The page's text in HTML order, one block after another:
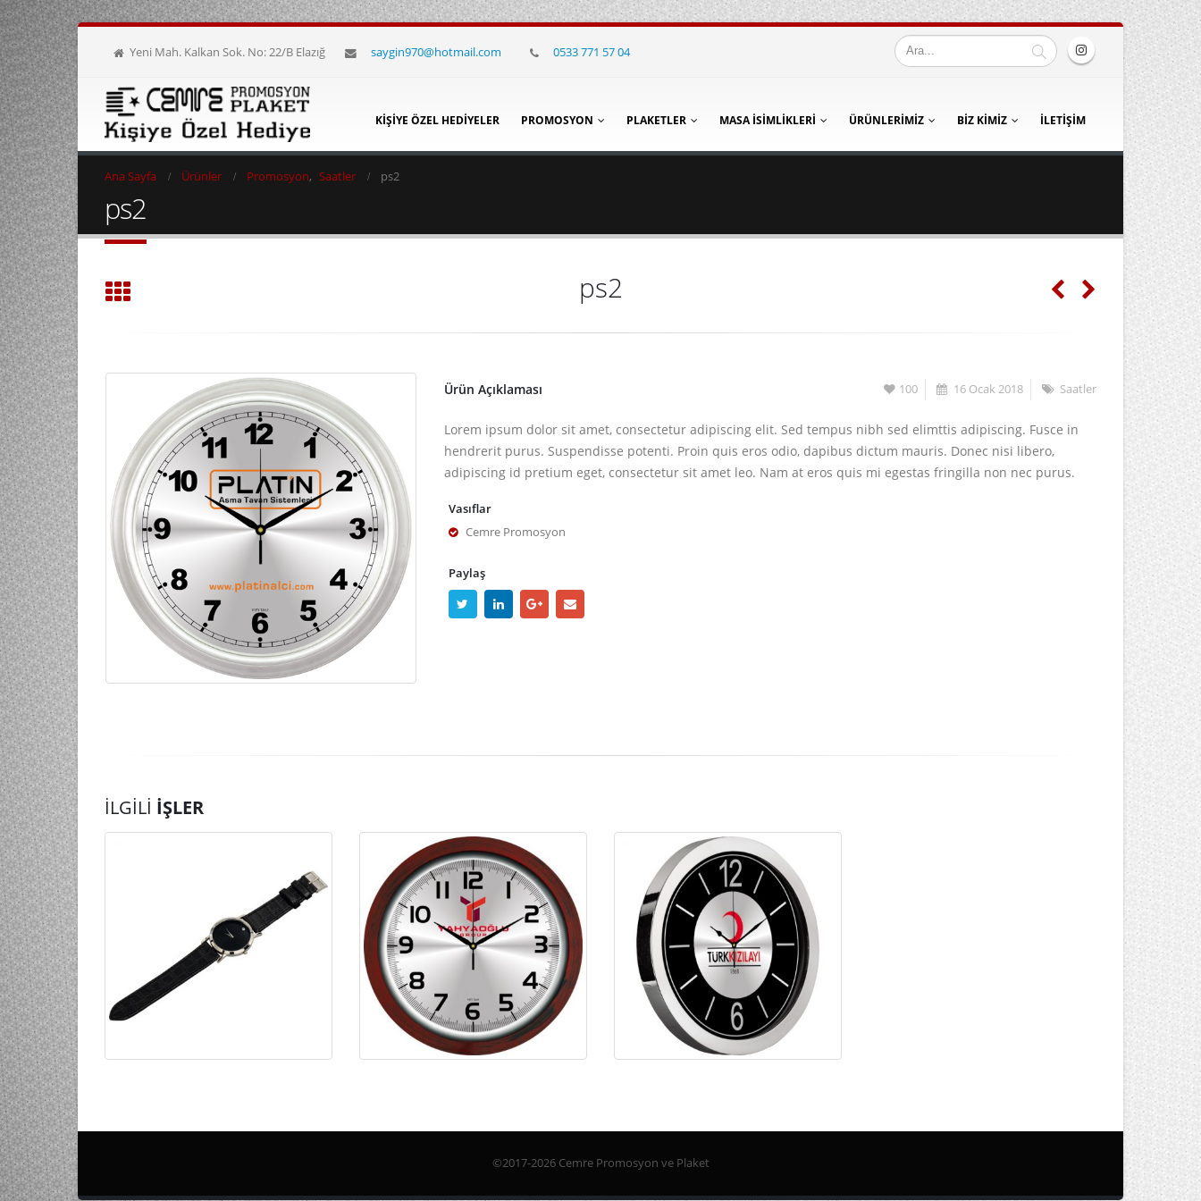
Yeni Mah. Kalkan Sok. No: 22/B Elazığ saygin970@hotmail.com 0533 771 57 04
KIŞIYE ÖZEL HEDIYELER PROMOSYON PLAKETLER MASA İSIMLIKLERI ÜRÜNLERIMIZ BIZ KIMIZ İLETIŞIM
Ana Sayfa Ürünler Promosyon, Saatler ps2
ps2
ps2
Ürün Açıklaması 100 16 Ocak 2018 Saatler
Lorem ipsum dolor sit amet, consectetur adipiscing elit. Sed tempus nibh sed elimttis adipiscing. Fusce in
hendrerit purus. Suspendisse potenti. Proin quis eros odio, dapibus dictum mauris. Donec nisi libero,
adipiscing id pretium eget, consectetur sit amet leo. Nam at eros quis mi egestas fringilla non nec purus.
Vasıflar
Cemre Promosyon
Paylaş
İLGILI İŞLER
©2017-2026 Cemre Promosyon ve Plaket